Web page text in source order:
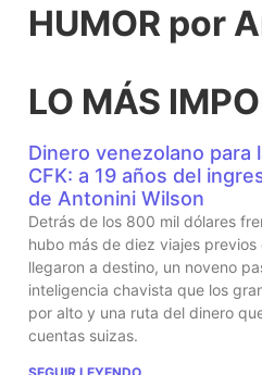
HUMOR por
LO MÁS
Dinero venezolano para
CFK: a 19 años del
de Antonini Wilson
Detrás de los 800 mil dólares
hubo más de diez viajes
llegaron a destino, un noveno
inteligencia chavista que los
por alto y una ruta del dinero
cuentas suizas.